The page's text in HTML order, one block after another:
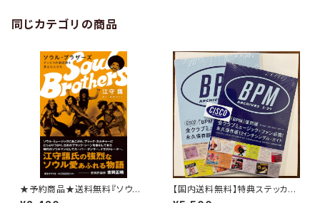
同じカテゴリの商品
★予約商品★送料無料『ソウル・
ブラザーズ ディスコの創成期
【国内送料無料】特典ステッカー
付『BPM ARCHIVES』 上下巻S